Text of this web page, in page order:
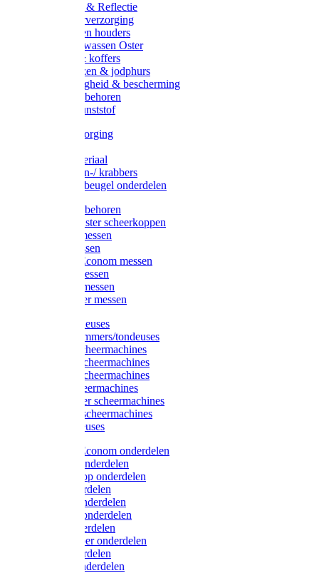
Verlichting & Reflectie
Rapide leerverzorging
Likstenen en houders
Poetsen & wassen Oster
Poetssets & koffers
Ruiter laarzen & jodphurs
Ruiter veiligheid & bescherming
Ruiter - toebehoren
Voerbak kunststof
Klauwverzorging
Injectiemateriaal
Hoefmessen-/ krabbers
Hoefbekapbeugel onderdelen
Messen toebehoren
Moser & Oster scheerkoppen
Hauptner messen
Liscop messen
Aesculap/Econom messen
Heiniger messen
Constanta messen
FarmClipper messen
Moser tondeuses
Overige trimmers/tondeuses
Heiniger scheermachines
Hauptner scheermachines
Aesculap scheermachines
Liscop scheermachines
FarmClipper scheermachines
Constanta scheermachines
Wahl tondeuses
Aesculap/Econom onderdelen
Hauptner onderdelen
Lister/Liscop onderdelen
Eider onderdelen
Heiniger onderdelen
Constanta onderdelen
Moser onderdelen
Farm Clipper onderdelen
Oster onderdelen
TailWell onderdelen